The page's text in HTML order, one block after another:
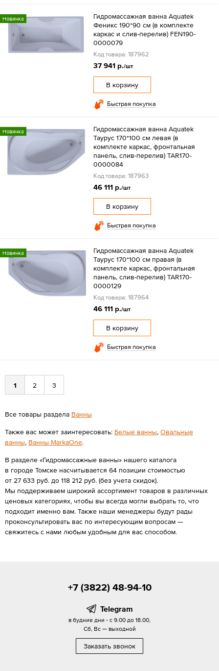
Новинка
Гидромассажная ванна Aquatek
Феникс 190*90 см (в комплекте
каркас и слив-перелив) FEN190-
0000079
Код товара: 187962
37 941 р./шт
В корзину
Быстрая покупка
Новинка
Гидромассажная ванна Aquatek
Таурус 170*100 см левая (в
комплекте каркас, фронтальная
панель, слив-перелив) TAR170-
0000084
Код товара: 187963
46 111 р./шт
В корзину
Быстрая покупка
Новинка
Гидромассажная ванна Aquatek
Таурус 170*100 см правая (в
комплекте каркас, фронтальная
панель, слив-перелив) TAR170-
0000129
Код товара: 187964
46 111 р./шт
В корзину
Быстрая покупка
1 2 3
Все товары раздела Ванны
Также вас может заинтересовать: Белые ванны, Овальные
ванны, Ванны MarkaOne.
В разделе «Гидромассажные ванны» нашего каталога
в городе Томске насчитывается 64 позиции стоимостью
от 27 633 руб. до 118 212 руб. (без учета скидок).
Мы поддерживаем широкий ассортимент товаров в различных
ценовых категориях, чтобы вы всегда могли выбрать то, что
подходит именно вам. Также наши менеджеры будут рады
проконсультировать вас по интересующим вопросам —
свяжитесь с нами любым удобным для вас способом.
+7 (3822) 48-94-10
Telegram
в будние дни - с 9.00 до 18.00,
Сб, Вс — выходной
Заказать звонок